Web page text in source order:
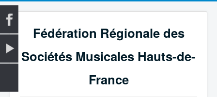
Fédération Régionale des
Sociétés Musicales Hauts-de-
France